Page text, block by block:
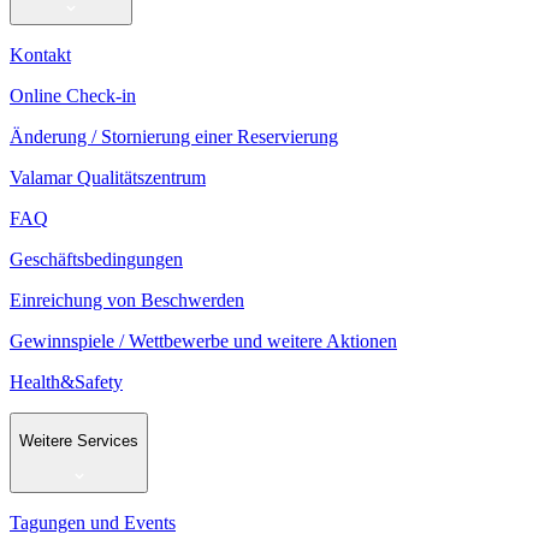
Kontakt
Online Check-in
Änderung / Stornierung einer Reservierung
Valamar Qualitätszentrum
FAQ
Geschäftsbedingungen
Einreichung von Beschwerden
Gewinnspiele / Wettbewerbe und weitere Aktionen
Health&Safety
Weitere Services
Tagungen und Events